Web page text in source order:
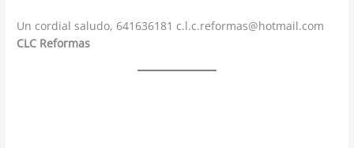
Un cordial saludo, 641636181 c.l.c.reformas@hotmail.com
CLC Reformas